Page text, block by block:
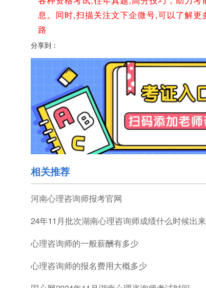
息。同时,扫描关注文下企微号,可以了解
路
分享到：
相关推荐
河南心理咨询师报考官网
24年11月批次湖南心理咨询师成绩什么时候出来
心理咨询师的一般薪酬有多少
心理咨询师的报名费用大概多少